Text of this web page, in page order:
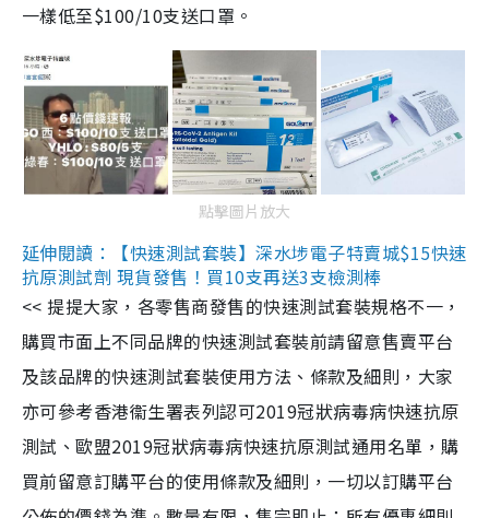
一樣低至$100/10支送口罩。
點擊圖片放大
延伸閱讀：【快速測試套裝】深水埗電子特賣城$15快速
抗原測試劑 現貨發售！買10支再送3支檢測棒
<< 提提大家，各零售商發售的快速測試套裝規格不一，
購買市面上不同品牌的快速測試套裝前請留意售賣平台
及該品牌的快速測試套裝使用方法、條款及細則，大家
亦可參考香港衞生署表列認可2019冠狀病毒病快速抗原
測試、歐盟2019冠狀病毒病快速抗原測試通用名單，購
買前留意訂購平台的使用條款及細則，一切以訂購平台